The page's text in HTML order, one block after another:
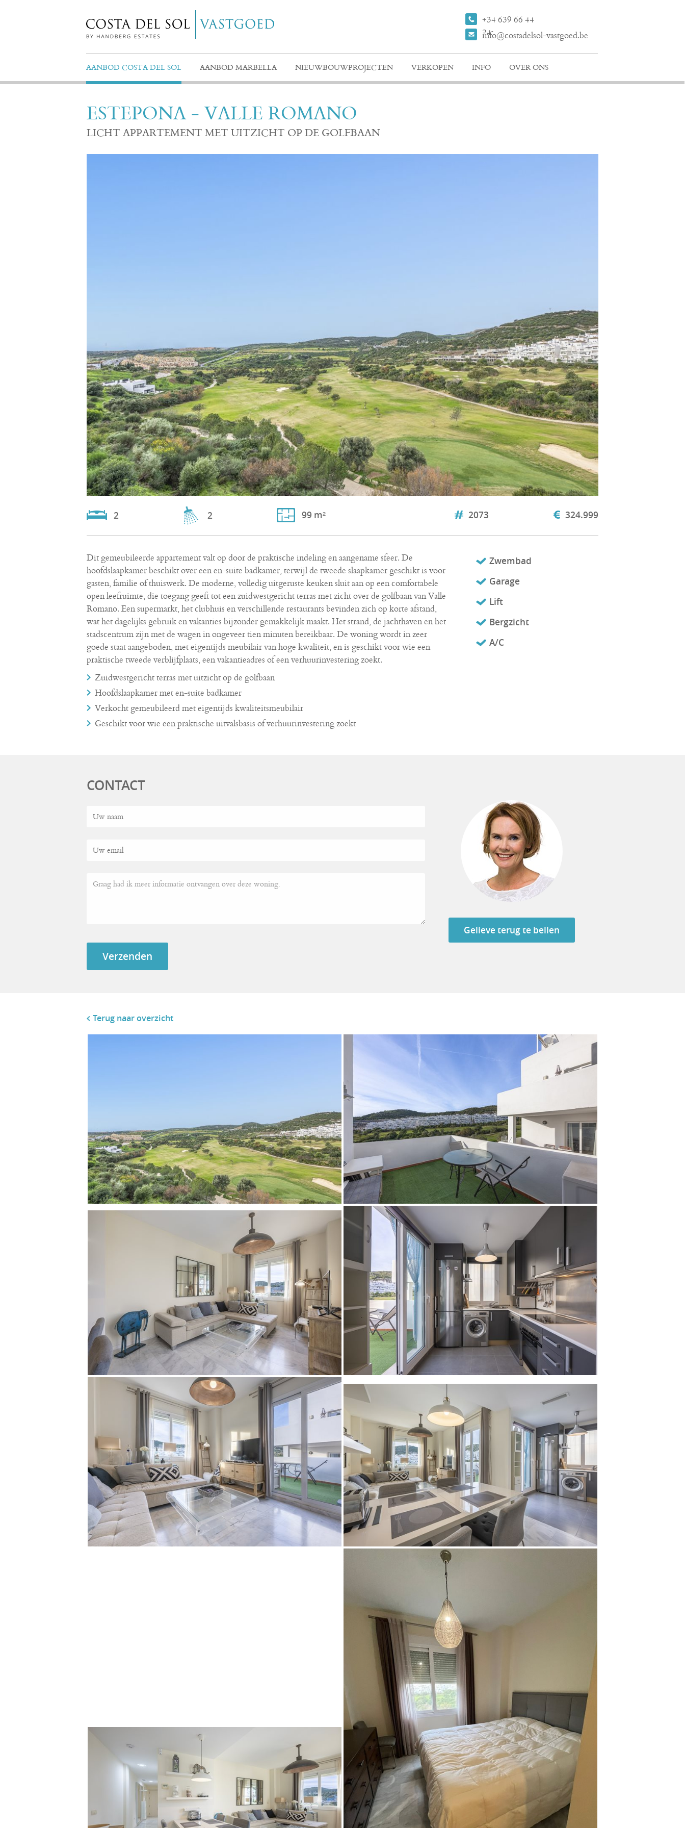
+34 639 66 44
24
info@costadelsol-vastgoed.be
AANBOD COSTA DEL SOL AANBOD MARBELLA NIEUWBOUWPROJECTEN VERKOPEN INFO OVER ONS
ESTEPONA - VALLE ROMANO
LICHT APPARTEMENT MET UITZICHT OP DE GOLFBAAN
2 2 99 m² 2073 324.999
Dit gemeubileerde appartement valt op door de praktische indeling en aangename sfeer. De
hoofdslaapkamer beschikt over een en-suite badkamer, terwijl de tweede slaapkamer geschikt is voor
gasten, familie of thuiswerk. De moderne, volledig uitgeruste keuken sluit aan op een comfortabele
open leefruimte, die toegang geeft tot een zuidwestgericht terras met zicht over de golfbaan van Valle
Romano. Een supermarkt, het clubhuis en verschillende restaurants bevinden zich op korte afstand,
wat het dagelijks gebruik en vakanties bijzonder gemakkelijk maakt. Het strand, de jachthaven en het
stadscentrum zijn met de wagen in ongeveer tien minuten bereikbaar. De woning wordt in zeer
goede staat aangeboden, met eigentijds meubilair van hoge kwaliteit, en is geschikt voor wie een
praktische tweede verblijfplaats, een vakantieadres of een verhuurinvestering zoekt.
Zuidwestgericht terras met uitzicht op de golfbaan
Hoofdslaapkamer met en-suite badkamer
Verkocht gemeubileerd met eigentijds kwaliteitsmeubilair
Geschikt voor wie een praktische uitvalsbasis of verhuurinvestering zoekt
Zwembad
Garage
Lift
Bergzicht
A/C
CONTACT
Gelieve terug te bellen
Terug naar overzicht